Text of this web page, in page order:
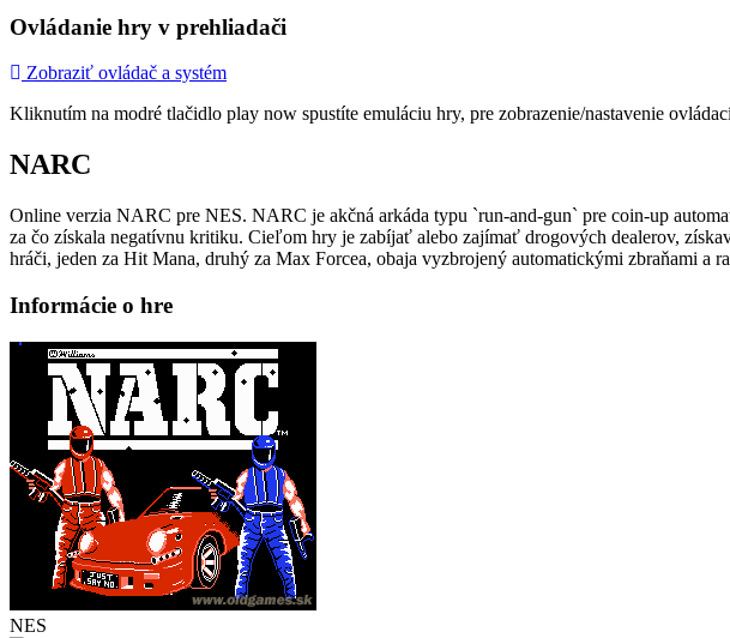
Ovládanie hry v prehliadači
Zobraziť ovládač a systém
Kliknutím na modré tlačidlo play now spustíte emuláciu hry, pre zobrazenie/nastavenie
NARC
Online verzia NARC pre NES. NARC je akčná arkáda typu `run-and-gun` pre coin-up
za čo získala negatívnu kritiku. Cieľom hry je zabíjať alebo zajímať drogových dealerov,
hráči, jeden za Hit Mana, druhý za Max Forcea, obaja vyzbrojený automatickými zbraňami a
Informácie o hre
NES